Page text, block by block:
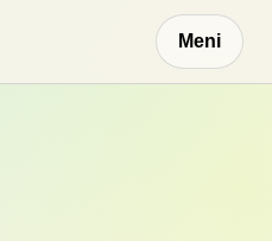
Meni